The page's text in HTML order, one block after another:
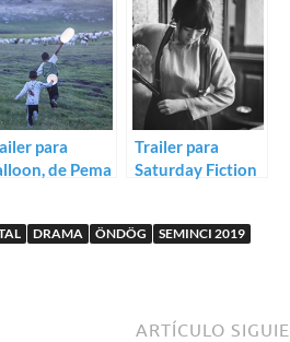
para
de Pema
Trailer para
Saturday Fiction
DRAMA ÖNDÖG
SEMINCI 2019
ARTÍCULO